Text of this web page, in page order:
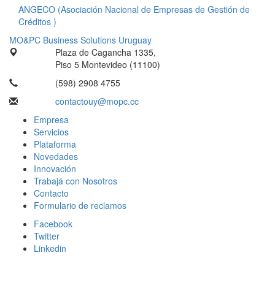
ANGECO (Asociación Nacional de Empresas de Gestión de
Créditos )
MO&PC Business Solutions Uruguay
Plaza de Cagancha 1335,
Piso 5 Montevideo (11100)
(598) 2908 4755
contactouy@mopc.cc
Empresa
Servicios
Plataforma
Novedades
Innovación
Trabajá con Nosotros
Contacto
Formulario de reclamos
Facebook
Twitter
Linkedin